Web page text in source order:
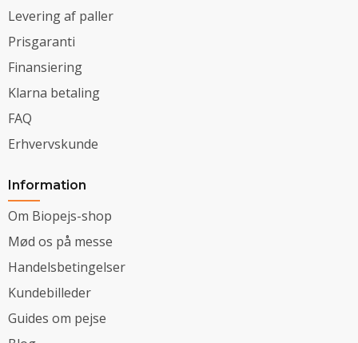
Levering af paller
Prisgaranti
Finansiering
Klarna betaling
FAQ
Erhvervskunde
Information
Om Biopejs-shop
Mød os på messe
Handelsbetingelser
Kundebilleder
Guides om pejse